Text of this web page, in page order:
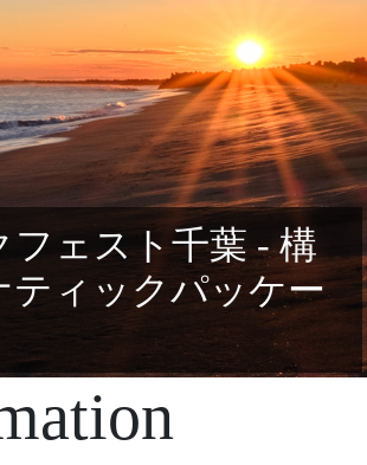
フェスト千葉 - 構
ティックパッケー